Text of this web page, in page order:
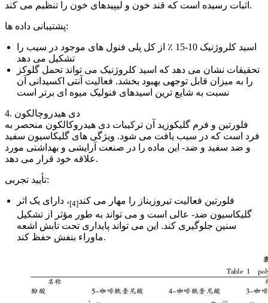
اثبات رسیده است که قند خون و لیپیدهای خون را تنظیم می کند.
پشتیبانی داده ها:
اسید کلروژنیک 10-15 ٪ از کل پلی فنول های موجود در سیب را
تشکیل می دهد
تحقیقات نشان می دهد که اسید کلروژنیک می تواند تحمل گلوکز
را به میزان قابل توجهی بهبود بخشد. فعالیت آنتی اکسیدانی آن
نسبت به شایع ترین اسیدهای فنولیک میوه ای برتر است
4. دی هیدروچالکون
فلورتین و فرم گلیکوزید آن ترکیبات دی هیدروکالکون منحصر به
فرد است که در سیب یافت می شود. ویژگی های گلیکاسیون سفید
و ضد سفید و ضد- این ماده را در صنعت آرایشی و بهداشتی مورد
علاقه خود قرار می دهد.
تأیید تجربی:
فلورتین فعالیت تیروزیناز را مهار می کند[4]
، دارای یک اثر
گلیکاسیون ضد- عالی است و می تواند به طور مؤثر از تشکیل
سنین جلوگیری کند. این می تواند پایداری تحت تابش اشعه
ماوراء بنفش حفظ کند.